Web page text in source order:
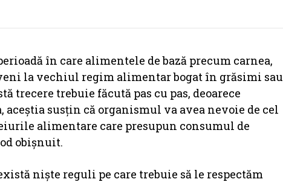
în care alimentele de bază precum carnea,
la vechiul regim alimentar bogat în grăsimi sau
trecere trebuie făcută pas cu pas, deoarece
susțin că organismul va avea nevoie de cel
alimentare care presupun consumul de
obişnuit.
niște reguli pe care trebuie să le respectăm